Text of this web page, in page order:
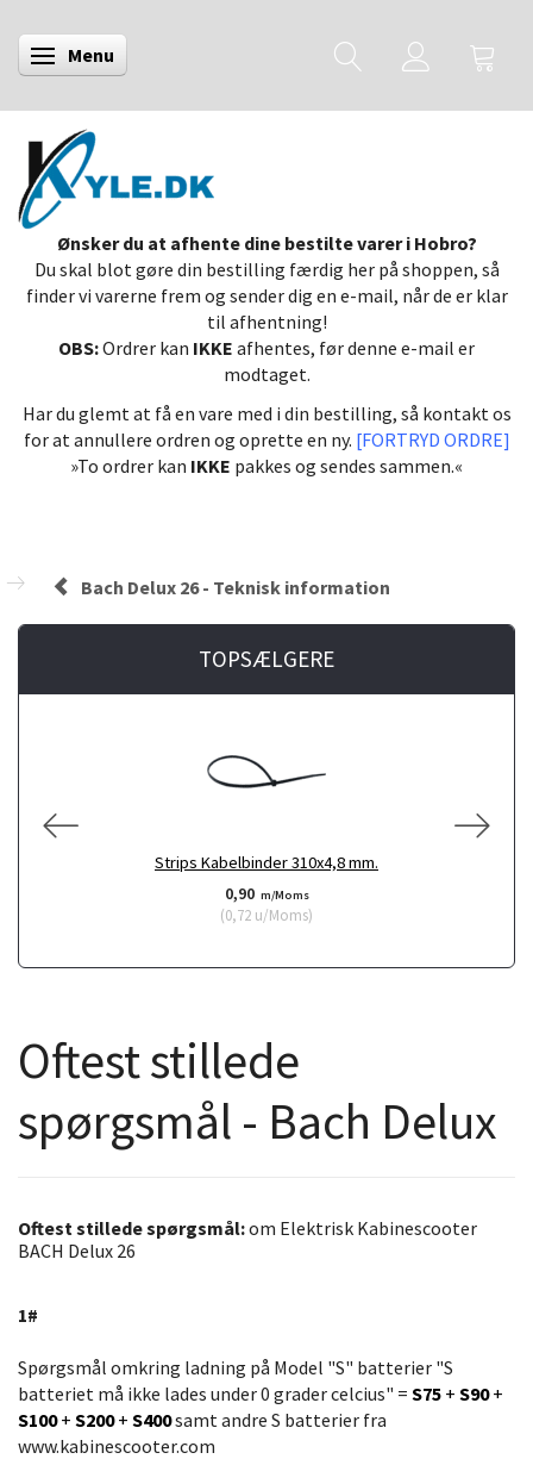
Skifte navigation
Menu
Ønsker du at afhente dine bestilte varer i Hobro?
Du skal blot gøre din bestilling færdig her på shoppen, så
finder vi varerne frem og sender dig en e-mail, når de er klar
til afhentning!
OBS:Ordrer kan IKKE afhentes, før denne e-mail er
modtaget.
Har du glemt at få en vare med i din bestilling, så kontakt os
for at annullere ordren og oprette en ny. [FORTRYD ORDRE]
»To ordrer kan IKKE pakkes og sendes sammen.«
Bach Delux 26 - Teknisk information
TOPSÆLGERE
Strips Kabelbinder 310x4,8 mm.
0,90 m/Moms
(0,72 u/Moms)
Oftest stillede
spørgsmål - Bach Delux
Oftest stillede spørgsmål:om Elektrisk Kabinescooter
BACH Delux 26
1#
Spørgsmål omkring ladning på Model "S" batterier "S
batteriet må ikke lades under 0 grader celcius" = S75 + S90+
S100+ S200+ S400samt andre S batterier fra
www.kabinescooter.com